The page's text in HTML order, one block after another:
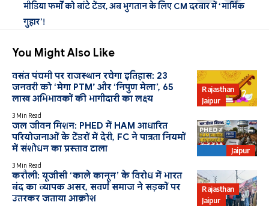
मीडिया फर्मों को बांटे टेंडर, अब भुगतान के लिए CM दरबार में ‘मार्मिक
गुहार’!
You Might Also Like
Rajasthan
Jaipur
वसंत पंचमी पर राजस्थान रचेगा इतिहास: 23
जनवरी को ‘मेगा PTM’ और ‘निपुण मेला’, 65
लाख अभिभावकों की भागीदारी का लक्ष्य
3 Min Read
Jaipur
जल जीवन मिशन: PHED में HAM आधारित
परियोजनाओं के टेंडरों में देरी, FC ने पात्रता नियमों
में संशोधन का प्रस्ताव टाला
3 Min Read
Rajasthan
Jaipur
करौली: यूजीसी ‘काले कानून’ के विरोध में भारत
बंद का व्यापक असर, सवर्ण समाज ने सड़कों पर
उतरकर जताया आक्रोश